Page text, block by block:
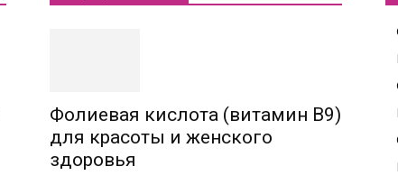
Фолиевая кислота (витамин В9)
для красоты и женского
здоровья